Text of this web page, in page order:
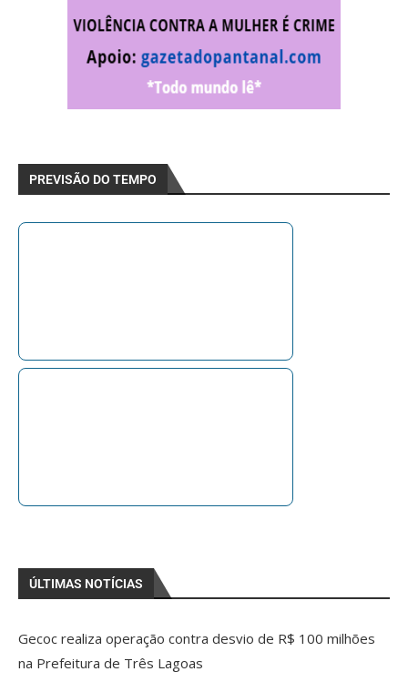
PREVISÃO DO TEMPO
ÚLTIMAS NOTÍCIAS
Gecoc realiza operação contra desvio de R$ 100 milhões
na Prefeitura de Três Lagoas